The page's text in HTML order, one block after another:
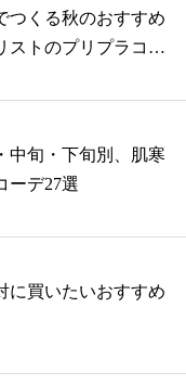
つくる秋のおすすめ
ストのプリプラコー
中旬・下旬別、肌寒
ーデ27選
に買いたいおすすめ